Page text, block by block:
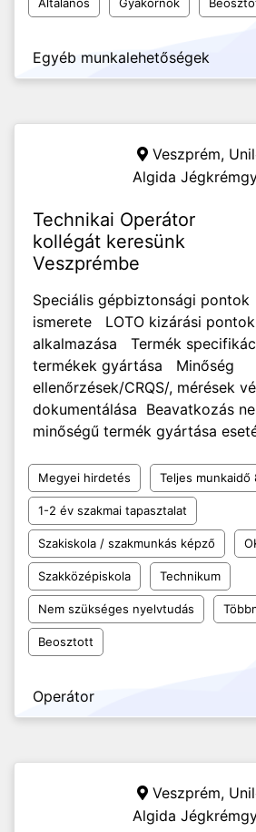
Egyéb munkalehetőségek
Veszprém,
Algida
Technikai Operátor
kollégát keresünk
Veszprémbe
Speciális gépbiztonsági pontok
ismerete LOTO kizárási
alkalmazása Termék
termékek gyártása Minőség
ellenőrzések/CRQS/, mérések
dokumentálása Beavatkozás
minőségű termék gyártása
Megyei hirdetés Teljes munkaidő
1-2 év szakmai tapasztalat
Szakiskola / szakmunkás képző
Szakközépiskola Technikum
Nem szükséges nyelvtudás
Beosztott
Operátor
Veszprém,
Algida